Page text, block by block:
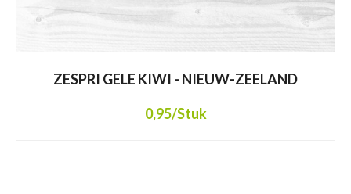
ZESPRI GELE KIWI - NIEUW-ZEELAND
0,95/Stuk